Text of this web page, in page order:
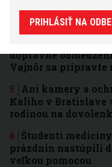
ukáže miesta
ľudí vôbec nepozná
dopravné
Vajnôr sa pripravte
Ani kamery a
Kaliho v Bratislave
rodinou na
Študenti
prázdnin nastúpili
veľkou pomocou
PRIHLÁSIŤ NA